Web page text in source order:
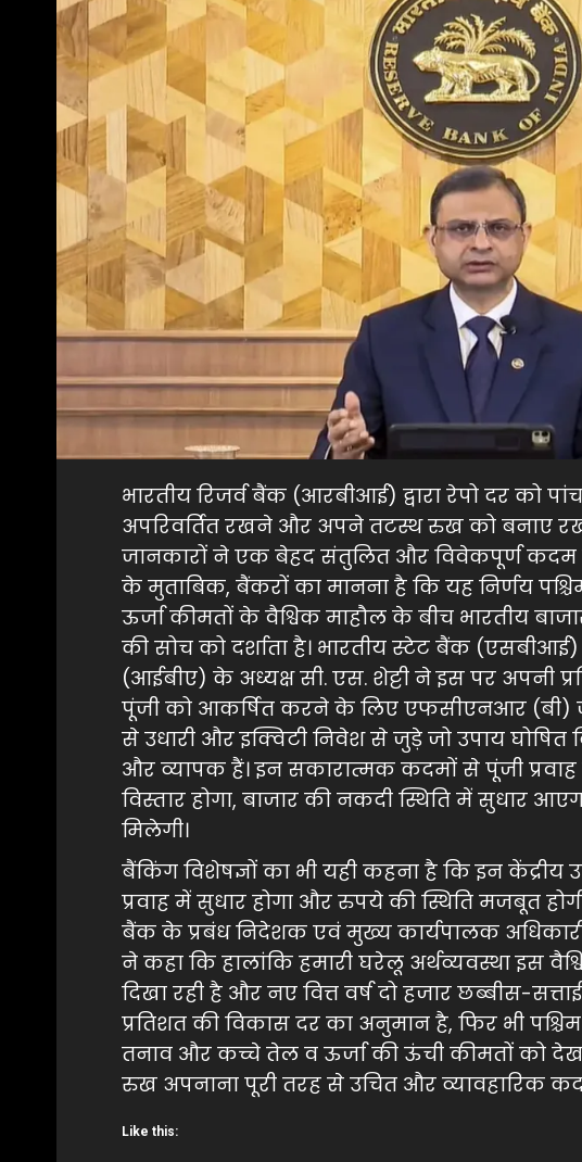
भारतीय रिजर्व बैंक (आरबीआई) द्वारा रेपो दर को
अपरिवर्तित रखने और अपने तटस्थ रुख को बनाए
जानकारों ने एक बेहद संतुलित और विवेकपूर्ण कदम
के मुताबिक, बैंकरों का मानना है कि यह निर्णय
ऊर्जा कीमतों के वैश्विक माहौल के बीच भारतीय
की सोच को दर्शाता है। भारतीय स्टेट बैंक
(आईबीए) के अध्यक्ष सी. एस. शेट्टी ने इस पर अपनी
पूंजी को आकर्षित करने के लिए एफसीएनआर (बी)
से उधारी और इक्विटी निवेश से जुड़े जो उपाय
और व्यापक हैं। इन सकारात्मक कदमों से पूंजी प्रवाह में
विस्तार होगा, बाजार की नकदी स्थिति में सुधार
मिलेगी।
बैंकिंग विशेषज्ञों का भी यही कहना है कि इन
प्रवाह में सुधार होगा और रुपये की स्थिति मजबूत
बैंक के प्रबंध निदेशक एवं मुख्य कार्यपालक
ने कहा कि हालांकि हमारी घरेलू अर्थव्यवस्था इस
दिखा रही है और नए वित्त वर्ष दो हजार छब्बीस-
प्रतिशत की विकास दर का अनुमान है, फिर भी
तनाव और कच्चे तेल व ऊर्जा की ऊंची कीमतों को
रुख अपनाना पूरी तरह से उचित और व्यावहारिक
Like this: